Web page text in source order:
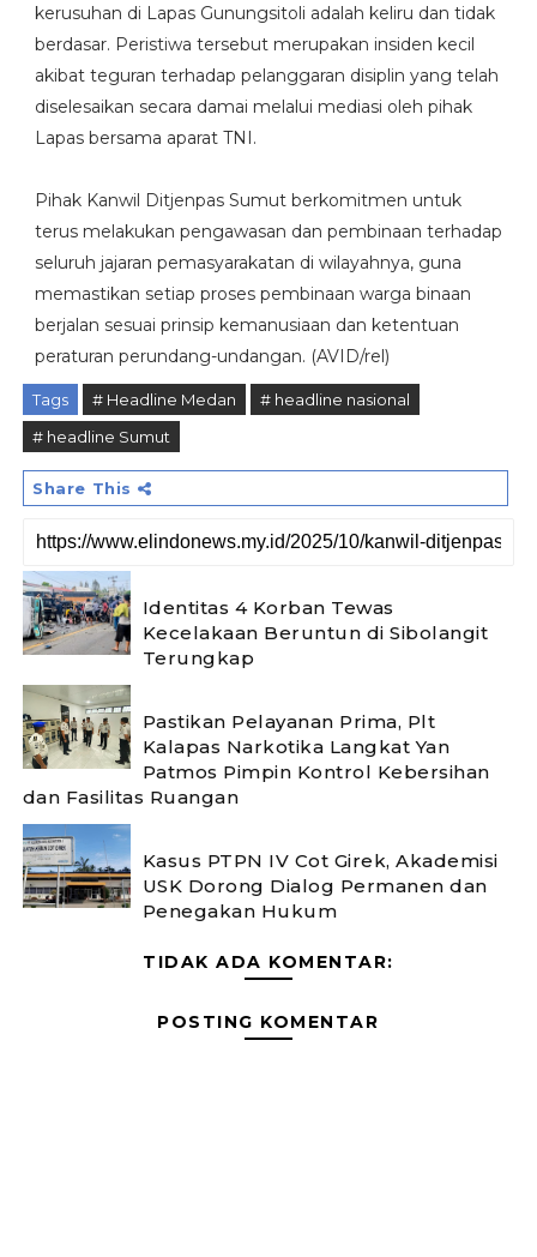
kerusuhan di Lapas Gunungsitoli adalah keliru dan tidak
berdasar. Peristiwa tersebut merupakan insiden kecil
akibat teguran terhadap pelanggaran disiplin yang telah
diselesaikan secara damai melalui mediasi oleh pihak
Lapas bersama aparat TNI.
Pihak Kanwil Ditjenpas Sumut berkomitmen untuk
terus melakukan pengawasan dan pembinaan terhadap
seluruh jajaran pemasyarakatan di wilayahnya, guna
memastikan setiap proses pembinaan warga binaan
berjalan sesuai prinsip kemanusiaan dan ketentuan
peraturan perundang-undangan. (AVID/rel)
Tags # Headline Medan
# headline nasional
# headline Sumut
Share This
Identitas 4 Korban Tewas
Kecelakaan Beruntun di Sibolangit
Terungkap
Pastikan Pelayanan Prima, Plt
Kalapas Narkotika Langkat Yan
Patmos Pimpin Kontrol Kebersihan
dan Fasilitas Ruangan
Kasus PTPN IV Cot Girek, Akademisi
USK Dorong Dialog Permanen dan
Penegakan Hukum
TIDAK ADA KOMENTAR:
POSTING KOMENTAR